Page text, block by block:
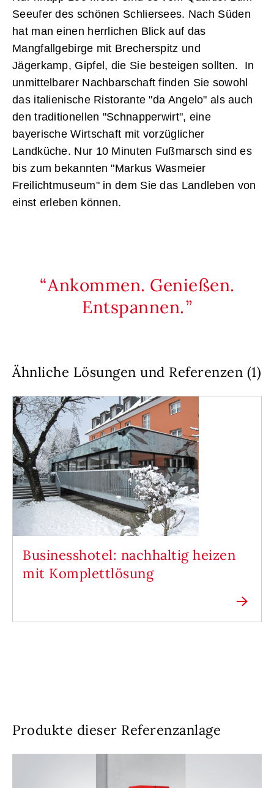
Seeufer des schönen Schliersees. Nach Süden
hat man einen herrlichen Blick auf das
Mangfallgebirge mit Brecherspitz und
Jägerkamp, Gipfel, die Sie besteigen sollten. In
unmittelbarer Nachbarschaft finden Sie sowohl
das italienische Ristorante "da Angelo" als auch
den traditionellen "Schnapperwirt", eine
bayerische Wirtschaft mit vorzüglicher
Landküche. Nur 10 Minuten Fußmarsch sind es
bis zum bekannten "Markus Wasmeier
Freilichtmuseum" in dem Sie das Landleben von
einst erleben können.
Ankommen. Genießen.
Entspannen.
Ähnliche Lösungen und Referenzen (1)
Businesshotel: nachhaltig heizen
mit Komplettlösung
Produkte dieser Referenzanlage